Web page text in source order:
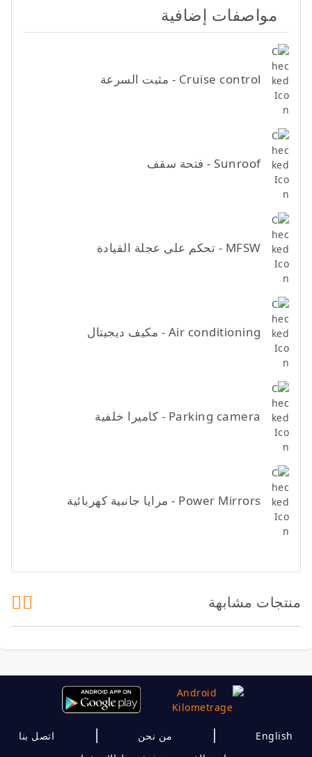
مواصفات إضافية
Cruise control - مثبت السرعة
Sunroof - فتحة سقف
MFSW - تحكم على عجلة القيادة
Air conditioning - مكيف ديجيتال
Parking camera - كاميرا خلفية
Power Mirrors - مرايا جانبية كهربائية
منتجات مشابهة
English
| من نحن |
اتصل بنا